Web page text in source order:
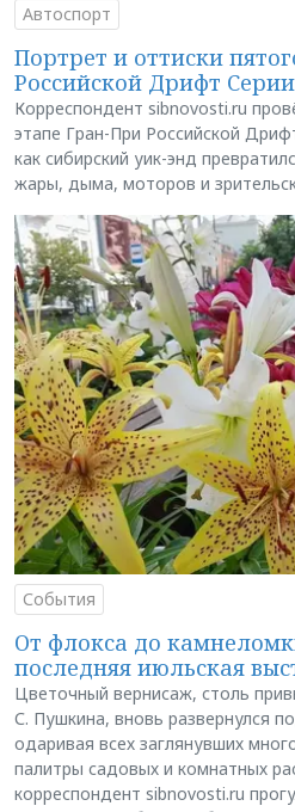
Автоспорт
Портрет и оттиски
Российской Дрифт Серии
Корреспондент sibnovosti.ru
этапе Гран-При Российской
как сибирский уик-энд
жары, дыма, моторов и
События
От флокса до
последняя июльская
Цветочный вернисаж, столь
С. Пушкина, вновь развернулся
одаривая всех заглянувших
палитры садовых и комнатных
корреспондент sibnovosti.ru